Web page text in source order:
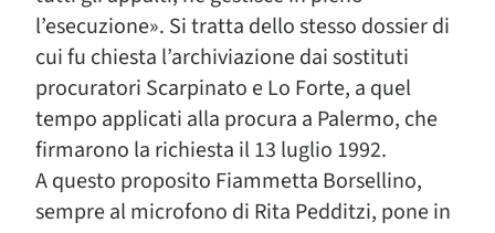
l’esecuzione». Si tratta dello stesso dossier di
cui fu chiesta l’archiviazione dai sostituti
procuratori Scarpinato e Lo Forte, a quel
tempo applicati alla procura a Palermo, che
firmarono la richiesta il 13 luglio 1992.
A questo proposito Fiammetta Borsellino,
sempre al microfono di Rita Pedditzi, pone in